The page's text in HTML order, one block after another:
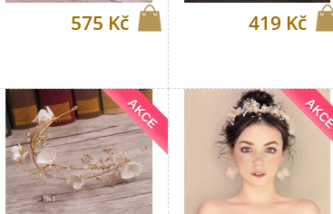
575 Kč 419 Kč
AKCE